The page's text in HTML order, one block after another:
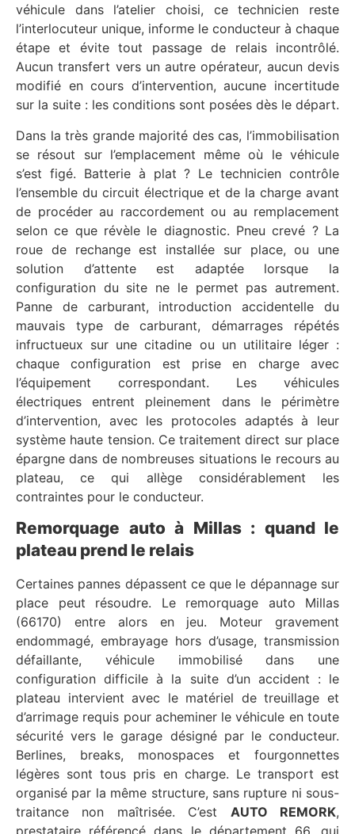
véhicule dans l’atelier choisi, ce technicien reste
l’interlocuteur unique, informe le conducteur à chaque
étape et évite tout passage de relais incontrôlé.
Aucun transfert vers un autre opérateur, aucun devis
modifié en cours d’intervention, aucune incertitude
sur la suite : les conditions sont posées dès le départ.
Dans la très grande majorité des cas, l’immobilisation
se résout sur l’emplacement même où le véhicule
s’est figé. Batterie à plat ? Le technicien contrôle
l’ensemble du circuit électrique et de la charge avant
de procéder au raccordement ou au remplacement
selon ce que révèle le diagnostic. Pneu crevé ? La
roue de rechange est installée sur place, ou une
solution d’attente est adaptée lorsque la
configuration du site ne le permet pas autrement.
Panne de carburant, introduction accidentelle du
mauvais type de carburant, démarrages répétés
infructueux sur une citadine ou un utilitaire léger :
chaque configuration est prise en charge avec
l’équipement correspondant. Les véhicules
électriques entrent pleinement dans le périmètre
d’intervention, avec les protocoles adaptés à leur
système haute tension. Ce traitement direct sur place
épargne dans de nombreuses situations le recours au
plateau, ce qui allège considérablement les
contraintes pour le conducteur.
Remorquage auto à Millas : quand le
plateau prend le relais
Certaines pannes dépassent ce que le dépannage sur
place peut résoudre. Le remorquage auto Millas
(66170) entre alors en jeu. Moteur gravement
endommagé, embrayage hors d’usage, transmission
défaillante, véhicule immobilisé dans une
configuration difficile à la suite d’un accident : le
plateau intervient avec le matériel de treuillage et
d’arrimage requis pour acheminer le véhicule en toute
sécurité vers le garage désigné par le conducteur.
Berlines, breaks, monospaces et fourgonnettes
légères sont tous pris en charge. Le transport est
organisé par la même structure, sans rupture ni sous-
traitance non maîtrisée. C’est AUTO REMORK,